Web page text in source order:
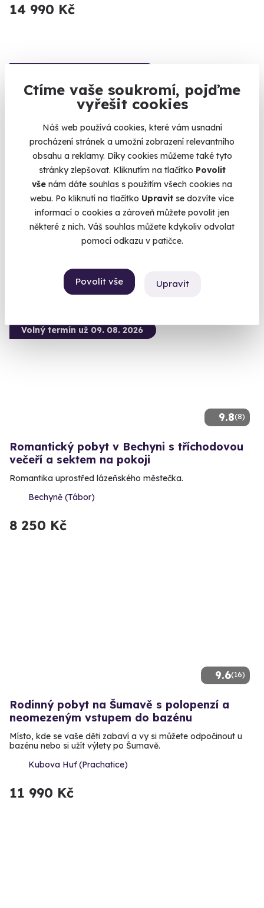
Ctíme vaše soukromí, pojďme
vyřešit cookies
Náš web používá cookies, které vám usnadní
procházení stránek a umožní zobrazení relevantního
obsahu a reklamy. Díky cookies můžeme také tyto
stránky zlepšovat. Kliknutím na tlačítko Povolit
vše nám dáte souhlas s použitím všech cookies na
webu. Po kliknutí na tlačítko Upravit se dozvíte více
informací o cookies a zároveň můžete povolit jen
některé z nich. Váš souhlas můžete kdykoliv odvolat
pomocí odkazu v patičce.
Povolit vše Upravit
14 990 Kč
8.9(70)
Relaxační pobyt v lázeňském městě Bechyně
pro dva
Pobyt na 2 noci se snídaní
Bechyně (Tábor)
6 590 Kč
9.8(8)
Volný termín už 09. 08. 2026
Romantický pobyt v Bechyni s tříchodovou
večeří a sektem na pokoji
Romantika uprostřed lázeňského městečka.
Bechyně (Tábor)
8 250 Kč
9.6(16)
Rodinný pobyt na Šumavě s polopenzí a
neomezeným vstupem do bazénu
Místo, kde se vaše děti zabaví a vy si můžete odpočinout u
bazénu nebo si užít výlety po Šumavě.
Kubova Huť (Prachatice)
11 990 Kč